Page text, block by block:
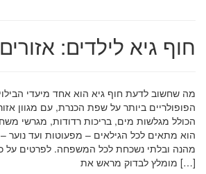
חוף גיא לילדים:
מה שחשוב לדעת חוף גיא הוא אחד מיעדי
הפופולריים ביותר על שפת הכנרת, עם מגוון
הכולל מגלשות מים, בריכות רדודות, מגרשי
הוא מתאים לכל הגילאים – מפעוטות ועד נוער
מהנה ובלתי נשכחת לכל המשפחה. לפרטים על
מומלץ לבדוק מראש את […]